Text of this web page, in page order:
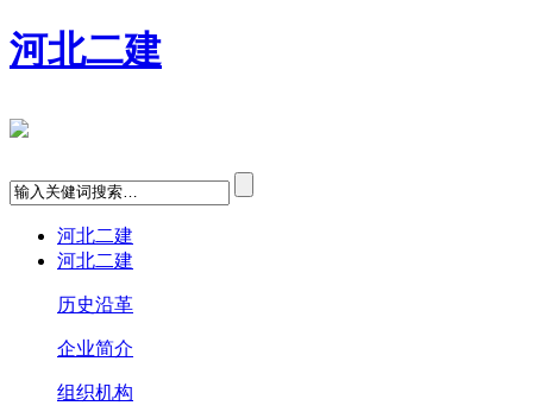
河北二建
河北二建
河北二建
历史沿革
企业简介
组织机构